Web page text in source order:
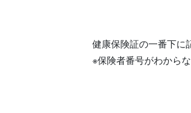
健康保険証の一番下に
※保険者番号がわから